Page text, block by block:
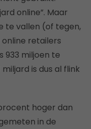
online”. Maar
te vallen (of tegen,
retailers
933 miljoen te
is dus al flink
hoger dan
in de